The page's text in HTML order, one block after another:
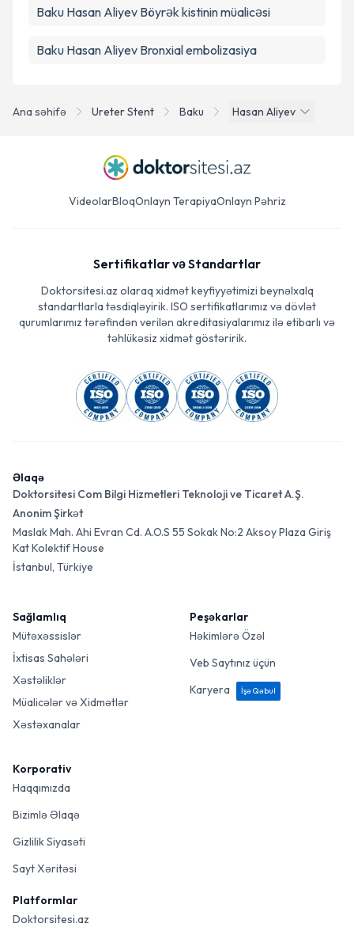
Ana səhifə Ureter Stent Baku Hasan Aliyev
Baku Hasan Aliyev Böyrək kistinin müalicəsi
Baku Hasan Aliyev Bronxial embolizasiya
VideolarBloqOnlayn TerapiyaOnlayn Pəhriz
Sertifikatlar və Standartlar
Doktorsitesi.az olaraq xidmət keyfiyyətimizi beynəlxalq
standartlarla təsdiqləyirik. ISO sertifikatlarımız və dövlət
qurumlarımız tərəfindən verilən akreditasiyalarımız ilə etibarlı və
təhlükəsiz xidmət göstəririk.
Əlaqə
Doktorsitesi Com Bilgi Hizmetleri Teknoloji ve Ticaret A.Ş.
Anonim Şirkət
Maslak Mah. Ahi Evran Cd. A.O.S 55 Sokak No:2 Aksoy Plaza Giriş
Kat Kolektif House
İstanbul, Türkiye
Sağlamlıq
Mütəxəssislər
İxtisas Sahələri
Xəstəliklər
Müalicələr və Xidmətlər
Xəstəxanalar
Peşəkarlar
Həkimlərə Özəl
Veb Saytınız üçün
Karyera
İşə Qəbul
Korporativ
Haqqımızda
Bizimlə Əlaqə
Gizlilik Siyasəti
Sayt Xəritəsi
Platformlar
Doktorsitesi.az